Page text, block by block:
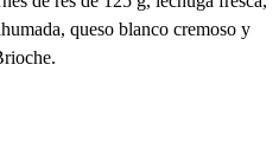
queso blanco cremoso y